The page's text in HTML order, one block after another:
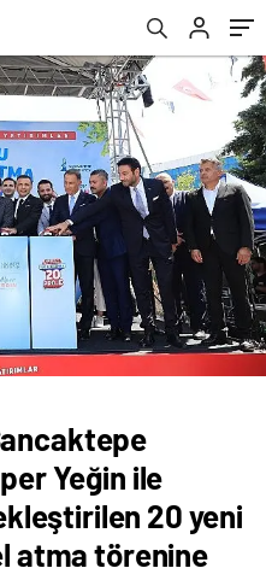
toplu
Yeğin ile
20 yeni
atma törenine